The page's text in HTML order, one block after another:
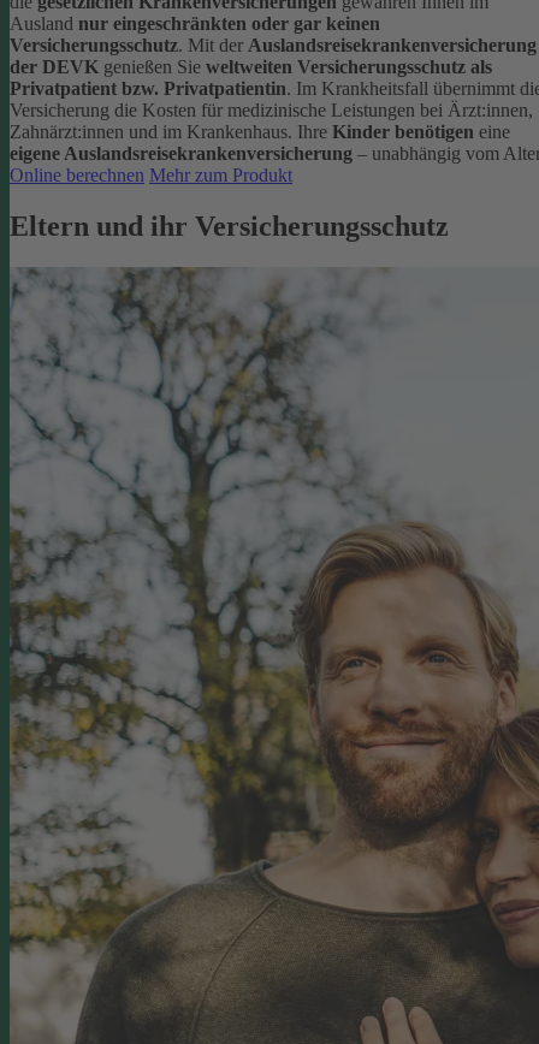
Ausland nur eingeschränkten oder gar keinen
Versicherungsschutz. Mit der Auslandsreisekrankenversicherung
der DEVK genießen Sie weltweiten Versicherungsschutz als
Privatpatient bzw. Privatpatientin. Im Krankheitsfall übernimmt
Versicherung die Kosten für medizinische Leistungen bei Ärzt:innen,
Zahnärzt:innen und im Krankenhaus. Ihre Kinder benötigen eine
eigene Auslandsreisekrankenversicherung – unabhängig vom
Online berechnen Mehr zum Produkt
Eltern und ihr Versicherungsschutz